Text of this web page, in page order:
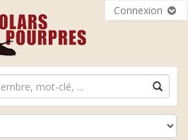
Connexion